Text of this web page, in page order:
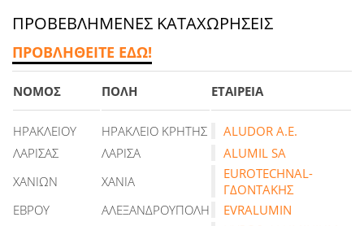
ΠΡΟΒΕΒΛΗΜΕΝΕΣ ΚΑΤΑΧΩΡΗΣΕΙΣ
ΠΡΟΒΛΗΘΕΙΤΕ ΕΔΩ!
ΝΟΜΟΣ ΠΟΛΗ ΕΤΑΙΡΕΙΑ
ΗΡΑΚΛΕΙΟΥ ΗΡΑΚΛΕΙΟ ΚΡΗΤΗΣ
ALUDOR A.E.
ΛΑΡΙΣΑΣ
ΛΑΡΙΣΑ
ALUMIL SA
ΧΑΝΙΩΝ
ΧΑΝΙΑ
EUROTECHNAL-
ΓΔΟΝΤΑΚΗΣ
ΕΒΡΟΥ
ΑΛΕΞΑΝΔΡΟΥΠΟΛΗ
EVRALUMIN